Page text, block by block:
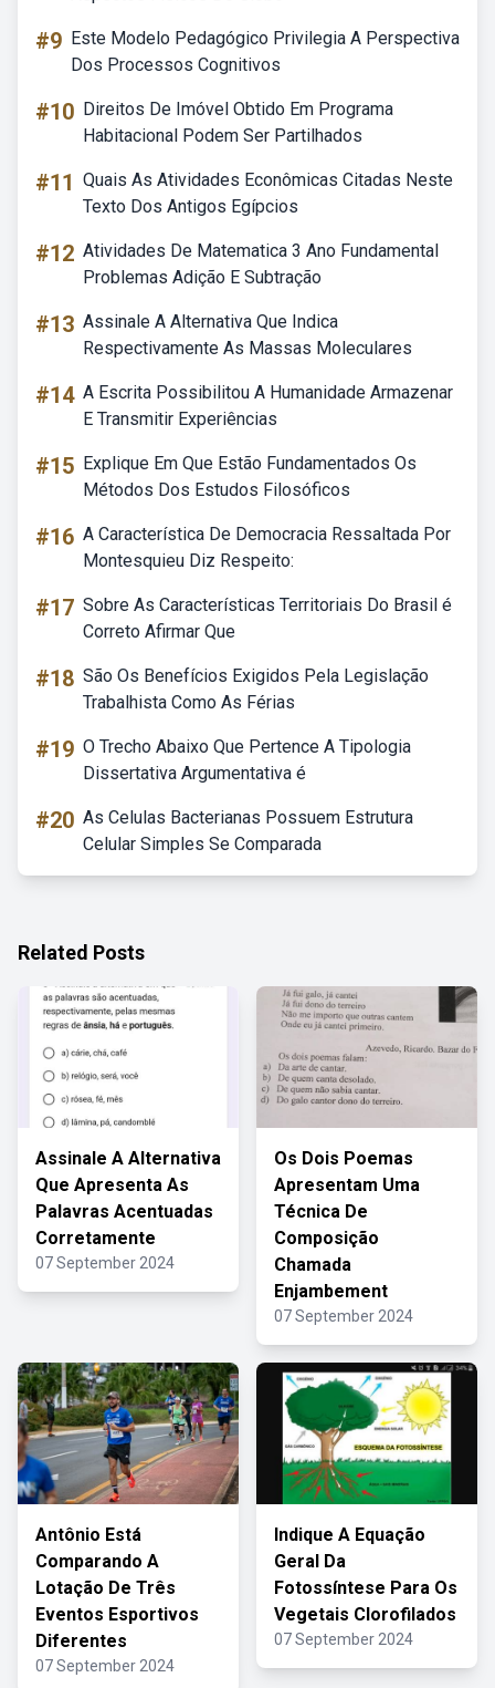
#9 Este Modelo Pedagógico Privilegia A Perspectiva
Dos Processos Cognitivos
#10 Direitos De Imóvel Obtido Em Programa
Habitacional Podem Ser Partilhados
#11 Quais As Atividades Econômicas Citadas Neste
Texto Dos Antigos Egípcios
#12 Atividades De Matematica 3 Ano Fundamental
Problemas Adição E Subtração
#13 Assinale A Alternativa Que Indica
Respectivamente As Massas Moleculares
#14 A Escrita Possibilitou A Humanidade Armazenar
E Transmitir Experiências
#15 Explique Em Que Estão Fundamentados Os
Métodos Dos Estudos Filosóficos
#16 A Característica De Democracia Ressaltada Por
Montesquieu Diz Respeito:
#17 Sobre As Características Territoriais Do Brasil é
Correto Afirmar Que
#18 São Os Benefícios Exigidos Pela Legislação
Trabalhista Como As Férias
#19 O Trecho Abaixo Que Pertence A Tipologia
Dissertativa Argumentativa é
#20 As Celulas Bacterianas Possuem Estrutura
Celular Simples Se Comparada
Related Posts
Assinale A Alternativa
Que Apresenta As
Palavras Acentuadas
Corretamente
07 September 2024
Os Dois Poemas
Apresentam Uma
Técnica De
Composição
Chamada
Enjambement
07 September 2024
Antônio Está
Comparando A
Lotação De Três
Eventos Esportivos
Diferentes
07 September 2024
Indique A Equação
Geral Da
Fotossíntese Para Os
Vegetais Clorofilados
07 September 2024